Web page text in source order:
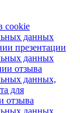
cookie
данных
презентации
данных
отзыва
данных,
для
отзыва
данных